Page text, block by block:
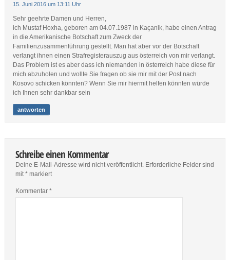
15. Juni 2016 um 13:11 Uhr
Sehr geehrte Damen und Herren,
ich Mustaf Hoxha, geboren am 04.07.1987 in Kaçanik, habe einen Antrag
in die Amerikanische Botschaft zum Zweck der
Familienzusammenführung gestellt. Man hat aber vor der Botschaft
verlangt ihnen einen Strafregisterauszug aus österreich von mir verlangt.
Das Problem ist es aber dass ich niemanden in österreich habe diese für
mich abzuholen und wollte Sie fragen ob sie mir mit der Post nach
Kosovo schicken könnten? Wenn Sie mir hiermit helfen könnten würde
ich Ihnen sehr dankbar sein
antworten
Schreibe einen Kommentar
Deine E-Mail-Adresse wird nicht veröffentlicht. Erforderliche Felder sind
mit*markiert
Kommentar *